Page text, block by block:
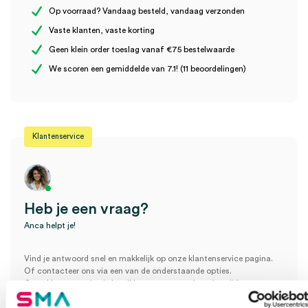
voor SM-mesjes, RVS (1)” te beoordelen
Op voorraad? Vandaag besteld, vandaag verzonden
Vaste klanten, vaste korting
Geen klein order toeslag vanaf €75 bestelwaarde
We scoren een gemiddelde van 7.1! (11 beoordelingen)
Klantenservice
Heb je een vraag?
Anca helpt je!
Vind je antwoord snel en makkelijk op onze klantenservice pagina.
Of contacteer ons via een van de onderstaande opties.
Onze klantenservice is bereikbaar van maandag t/m vrijdag van
08:30 tot 17:00